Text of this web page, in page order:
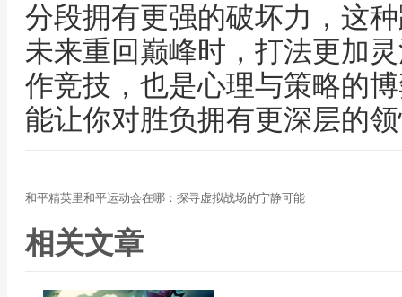
分段拥有更强的破坏力，这
未来重回巅峰时，打法更加
作竞技，也是心理与策略的
能让你对胜负拥有更深层的
和平精英里和平运动会在哪：探寻虚拟战场的宁静可能
相关文章